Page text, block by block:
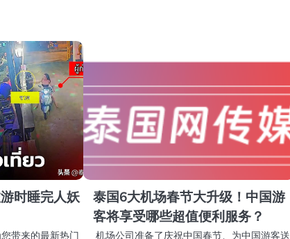
时睡完人妖
带来的最新热门
泰国6大机场春节大升级！中国游
客将享受哪些超值便利服务？
机场公司准备了庆祝中国春节、为中国游客送